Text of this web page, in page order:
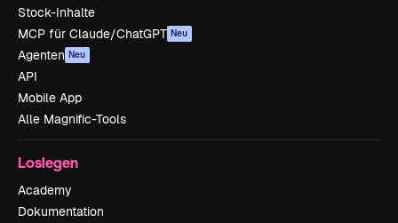
Stock-Inhalte
MCP für Claude/ChatGPT Neu
Agenten Neu
API
Mobile App
Alle Magnific-Tools
Loslegen
Academy
Dokumentation